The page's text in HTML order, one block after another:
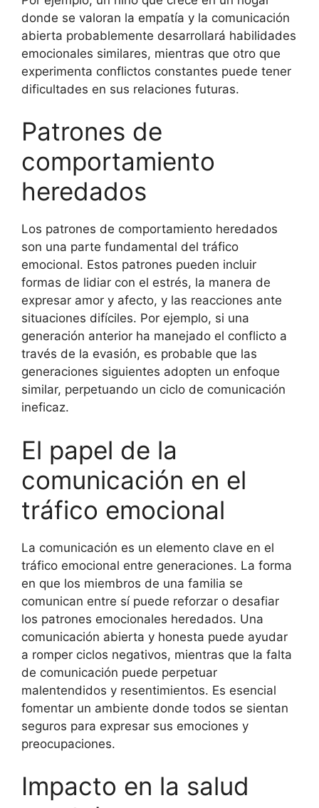
donde se valoran la empatía y la comunicación
abierta probablemente desarrollará habilidades
emocionales similares, mientras que otro que
experimenta conflictos constantes puede tener
dificultades en sus relaciones futuras.
Patrones de
comportamiento
heredados
Los patrones de comportamiento heredados
son una parte fundamental del tráfico
emocional. Estos patrones pueden incluir
formas de lidiar con el estrés, la manera de
expresar amor y afecto, y las reacciones ante
situaciones difíciles. Por ejemplo, si una
generación anterior ha manejado el conflicto a
través de la evasión, es probable que las
generaciones siguientes adopten un enfoque
similar, perpetuando un ciclo de comunicación
ineficaz.
El papel de la
comunicación en el
tráfico emocional
La comunicación es un elemento clave en el
tráfico emocional entre generaciones. La forma
en que los miembros de una familia se
comunican entre sí puede reforzar o desafiar
los patrones emocionales heredados. Una
comunicación abierta y honesta puede ayudar
a romper ciclos negativos, mientras que la falta
de comunicación puede perpetuar
malentendidos y resentimientos. Es esencial
fomentar un ambiente donde todos se sientan
seguros para expresar sus emociones y
preocupaciones.
Impacto en la salud